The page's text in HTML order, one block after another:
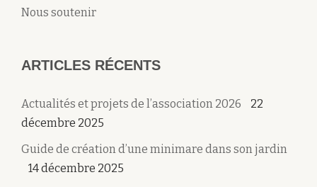
Nous soutenir
ARTICLES RÉCENTS
Actualités et projets de l’association 2026
22
décembre 2025
Guide de création d’une minimare dans son jardin
14 décembre 2025